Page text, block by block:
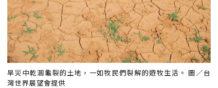
旱災中乾涸龜裂的土地，一如牧民們裂解的遊牧生活。 圖／台
灣世界展望會提供